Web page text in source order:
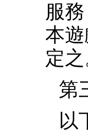
服
本
定之
第
以